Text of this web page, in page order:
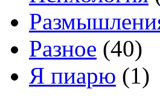
Разное (40)
Я пиарю (1)